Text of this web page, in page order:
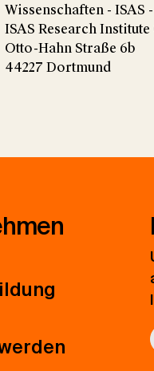
Wissenschaften - ISAS -
ISAS Research Institute
Otto-Hahn Straße 6b
44227 Dortmund